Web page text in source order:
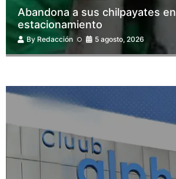
Abandona a sus chilpayates en
estacionamiento
By Redacción 5 agosto, 2026